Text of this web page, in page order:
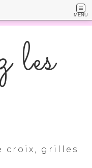
MENU
les
croix, grilles